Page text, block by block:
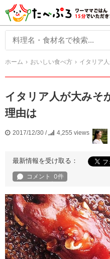
ホーム おいしい食べ方 イタリア
イタリア人が大みそ
理由は
2017/12/30 / 4,255 views
最新情報を受け取る：